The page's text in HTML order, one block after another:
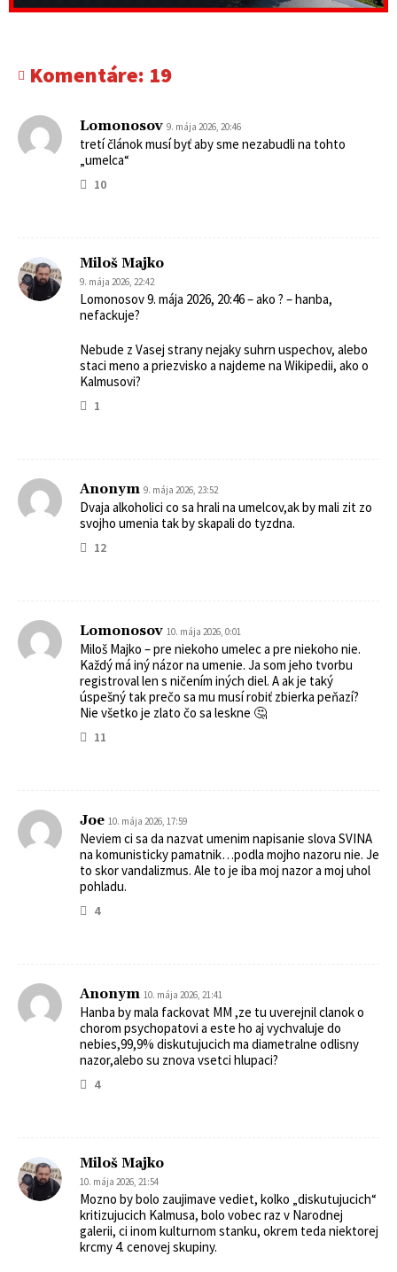
Komentáre: 19
Lomonosov 9. mája 2026, 20:46
tretí článok musí byť aby sme nezabudli na tohto
„umelca“
10
Miloš Majko
9. mája 2026, 22:42
Lomonosov 9. mája 2026, 20:46 – ako ? – hanba,
nefackuje?
Nebude z Vasej strany nejaky suhrn uspechov, alebo
staci meno a priezvisko a najdeme na Wikipedii, ako o
Kalmusovi?
1
Anonym 9. mája 2026, 23:52
Dvaja alkoholici co sa hrali na umelcov,ak by mali zit zo
svojho umenia tak by skapali do tyzdna.
12
Lomonosov 10. mája 2026, 0:01
Miloš Majko – pre niekoho umelec a pre niekoho nie.
Každý má iný názor na umenie. Ja som jeho tvorbu
registroval len s ničením iných diel. A ak je taký
úspešný tak prečo sa mu musí robiť zbierka peňazí?
Nie všetko je zlato čo sa leskne 🤔
11
Joe 10. mája 2026, 17:59
Neviem ci sa da nazvat umenim napisanie slova SVINA
na komunisticky pamatnik…podla mojho nazoru nie. Je
to skor vandalizmus. Ale to je iba moj nazor a moj uhol
pohladu.
4
Anonym 10. mája 2026, 21:41
Hanba by mala fackovat MM ,ze tu uverejnil clanok o
chorom psychopatovi a este ho aj vychvaluje do
nebies,99,9% diskutujucich ma diametralne odlisny
nazor,alebo su znova vsetci hlupaci?
4
Miloš Majko
10. mája 2026, 21:54
Mozno by bolo zaujimave vediet, kolko „diskutujucich“
kritizujucich Kalmusa, bolo vobec raz v Narodnej
galerii, ci inom kulturnom stanku, okrem teda niektorej
krcmy 4. cenovej skupiny.